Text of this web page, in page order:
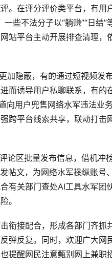
。在评分评价类平台，有用
些不法分子以“躺赚”“日结”
站平台主动开展排查清理，
加隐蔽，有的通过短视频发
而诱导用户私聊联系，有的
用户兜售网络水军违法业务
跨平台线索共享，联动打击
论区批量发布信息，借机冲
帖文，为网络水军操纵账号
有关部门查处AI工具水军团伙
。
衔接配合，形成各部门齐抓
弹反复。同时，欢迎广大网
提醒网民注意甄别网上兼职